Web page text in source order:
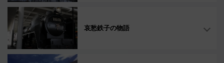
哀愁鉄子の物語